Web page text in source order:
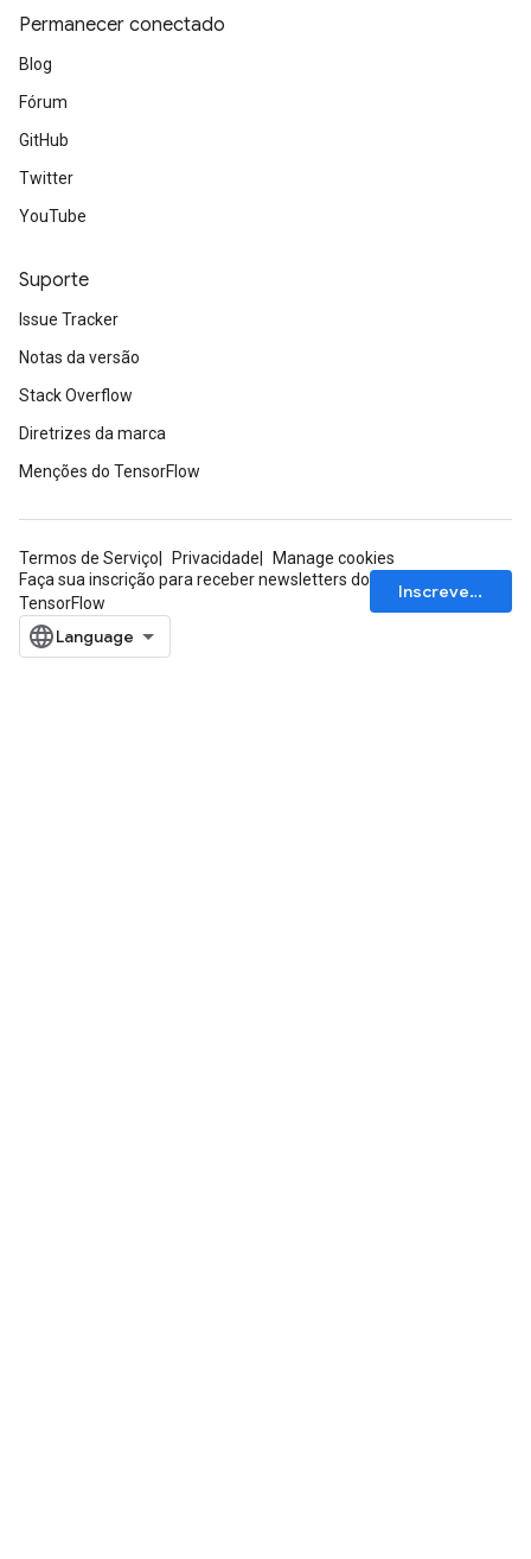
Permanecer conectado
Blog
Fórum
GitHub
Twitter
YouTube
Suporte
Issue Tracker
Notas da versão
Stack Overflow
Diretrizes da marca
Menções do TensorFlow
Termos de Serviço Privacidade
Manage cookies
Faça sua inscrição para receber newsletters do
TensorFlow
Inscrever-se